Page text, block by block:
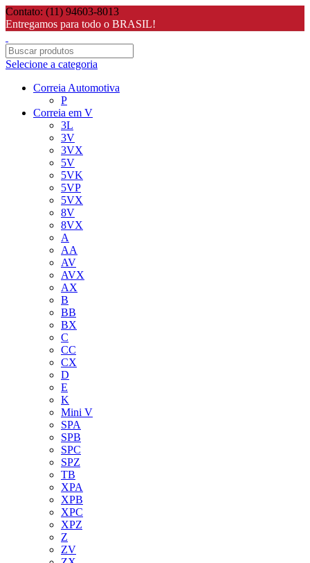
Contato: (11) 94603-8013
Entregamos para todo o BRASIL!
Selecione a categoria
Correia Automotiva
P
Correia em V
3L
3V
3VX
5V
5VK
5VP
5VX
8V
8VX
A
AA
AV
AVX
AX
B
BB
BX
C
CC
CX
D
E
K
Mini V
SPA
SPB
SPC
SPZ
TB
XPA
XPB
XPC
XPZ
Z
ZV